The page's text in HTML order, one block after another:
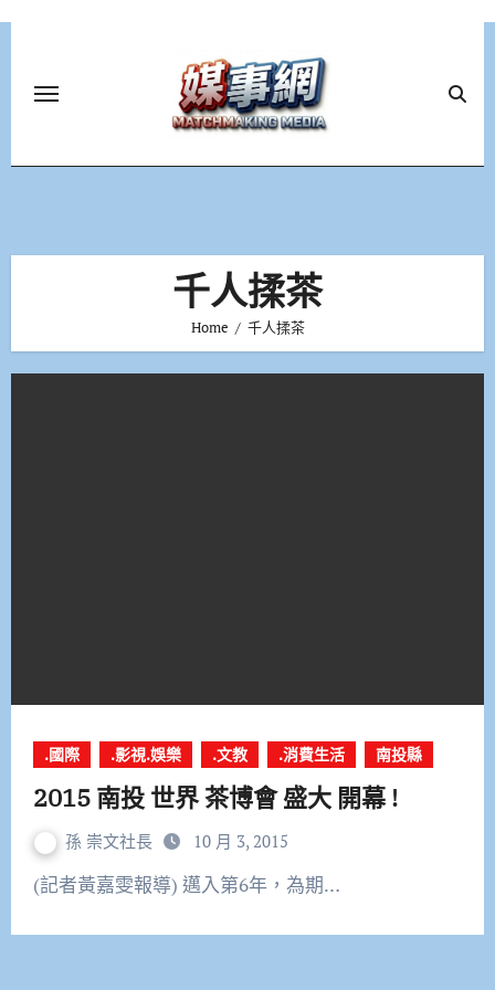
千人揉茶
Home 千人揉茶
.國際 .影視.娛樂 .文教 .消費生活 南投縣
2015 南投 世界 茶博會 盛大 開幕 !
孫 崇文社長 10 月 3, 2015
(記者黃嘉雯報導) 邁入第6年，為期…